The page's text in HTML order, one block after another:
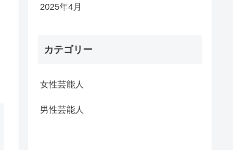
2025年4月
カテゴリー
女性芸能人
男性芸能人